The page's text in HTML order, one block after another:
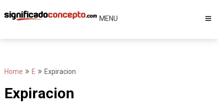
to
MENU
Home E Expiracion
Expiracion